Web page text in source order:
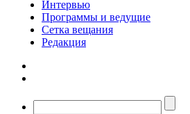
Интервью
Программы и ведущие
Сетка вещания
Редакция